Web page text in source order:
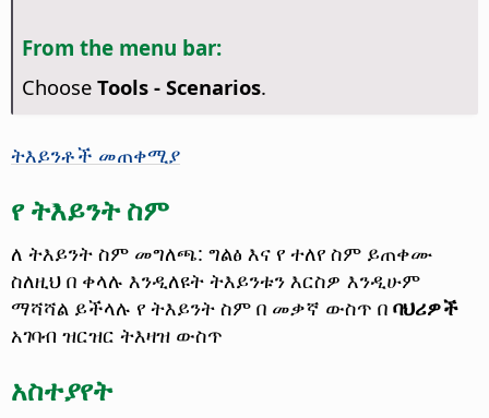
From the menu bar:
Choose Tools - Scenarios.
ትእይንቶች መጠቀሚያ
የ ትእይንት ስም
ለ ትእይንት ስም መግለጫ: ግልፅ እና የ ተለየ ስም ይጠቀሙ
ስለዚህ በ ቀላሉ እንዲለዩት ትእይንቱን እርስዎ እንዲሁም
ማሻሻል ይችላሉ የ ትእይንት ስም በ መቃኛ ውስጥ በ ባህሪዎች
አገባብ ዝርዝር ትእዛዝ ውስጥ
አስተያየት